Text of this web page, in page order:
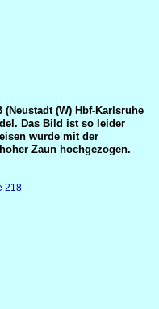
(Neustadt (W) Hbf-Karlsruhe
Das Bild ist so leider
wurde mit der
Zaun hochgezogen.
218